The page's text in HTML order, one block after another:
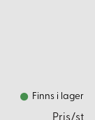
Finns i lager
Pris/st